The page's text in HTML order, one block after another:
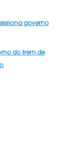
governo
do trem de